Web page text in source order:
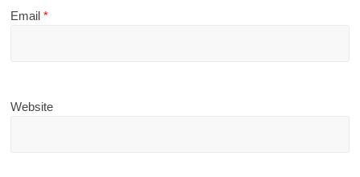
Email*
Website